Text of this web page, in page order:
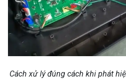
Cách xử lý đúng cách khi phát